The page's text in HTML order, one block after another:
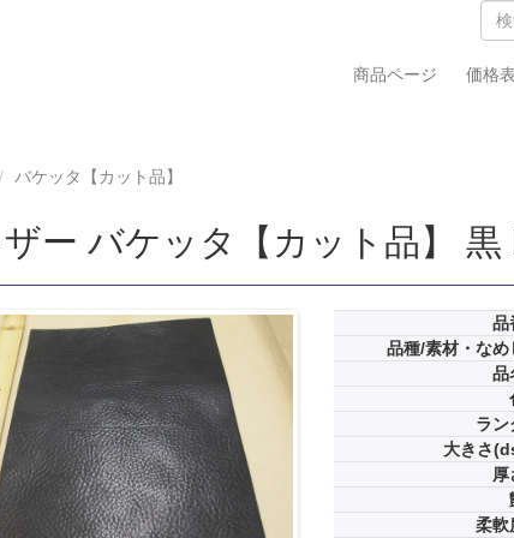
商品ページ 価格
バケッタ【カット品】
ー バケッタ【カット品】
品
品種/素材・なめ
品
ラン
大きさ
厚
柔軟